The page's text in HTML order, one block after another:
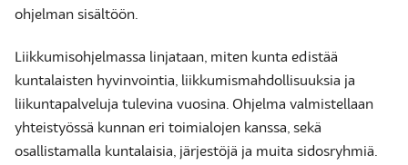
ohjelman sisältöön.
Liikkumisohjelmassa linjataan, miten kunta edistää
kuntalaisten hyvinvointia, liikkumismahdollisuuksia ja
liikuntapalveluja tulevina vuosina. Ohjelma valmistellaan
yhteistyössä kunnan eri toimialojen kanssa, sekä
osallistamalla kuntalaisia, järjestöjä ja muita sidosryhmiä.